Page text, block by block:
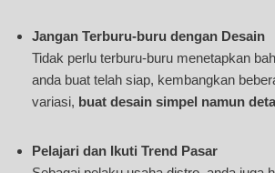
Jangan Terburu-buru dengan Desain
Tidak perlu terburu-buru menetapkan
anda buat telah siap, kembangkan
variasi, buat desain simpel namun
Pelajari dan Ikuti Trend Pasar